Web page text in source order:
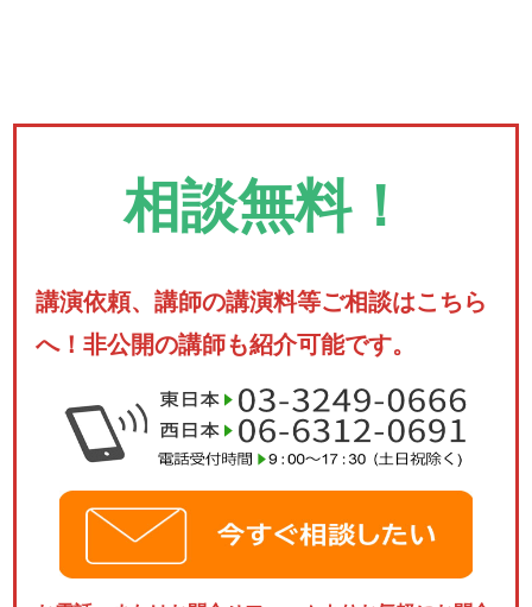
相談無料！
講演依頼、講師の講演料等ご相談はこちら
へ！非公開の講師も紹介可能です。